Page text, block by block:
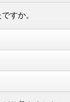
すか。